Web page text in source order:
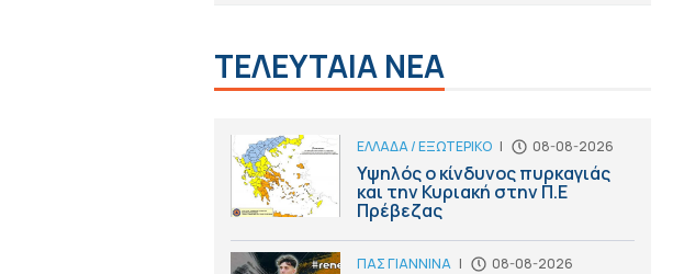
ΤΕΛΕΥΤΑΙΑ ΝΕΑ
ΕΛΛΑΔΑ / ΕΞΩΤΕΡΙΚΟ | 08-08-2026
Υψηλός ο κίνδυνος πυρκαγιάς
και την Κυριακή στην Π.Ε
Πρέβεζας
ΠΑΣ ΓΙΑΝΝΙΝΑ | 08-08-2026